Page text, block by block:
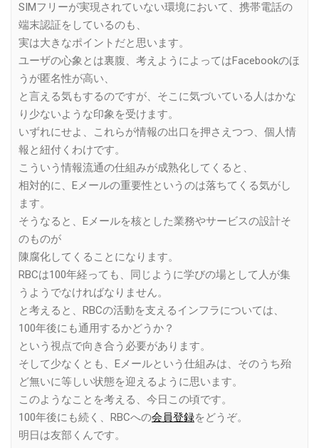
SIMフリーが実現されていない環境において、携帯電話の
端末認証をしているのも、
実は大きなポイントだと思います。
ユーザの心象とは裏腹、考えようによってはFacebookのほ
うが匿名性が高い、
と言える気もするのですが、そこに気づいている人はかな
り少ないような印象を受けます。
いずれにせよ、これらが情報の出口を押さえつつ、個人情
報と紐付くわけです。
こういう情報流通の仕組みが成熟化してくると、
相対的に、Eメールの重要性というのは落ちてくる気がし
ます。
そうなると、Eメールを核とした業務やサービスの設計そ
のものが
陳腐化してくることになります。
RBCは100年経っても、同じように学びの場として人が集
うようでなければなりません。
と考えると、RBCの活動を支えるインフラについては、
100年後にも通用するかどうか？
という視点で向き合う必要があります。
そして少なくとも、Eメールという仕組みは、そのうち殆
ど無いに等しい状態を迎えるように思います。
このようなことを考える、今日この頃です。
100年後にも続く、RBCへの会員登録をどうぞ。
明日は友部くんです。